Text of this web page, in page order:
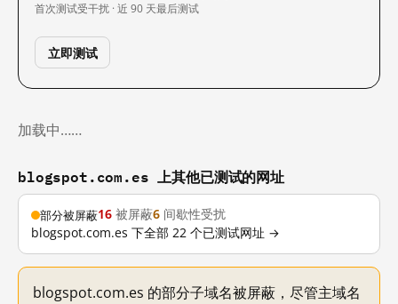
首次测试受干扰 · 近 90 天最后测试
立即测试
加载中……
blogspot.com.es 上其他已测试的网址
部分被屏蔽16 被屏蔽6 间歇性受扰
blogspot.com.es 下全部 22 个已测试网址 →
blogspot.com.es 的部分子域名被屏蔽，尽管主域名